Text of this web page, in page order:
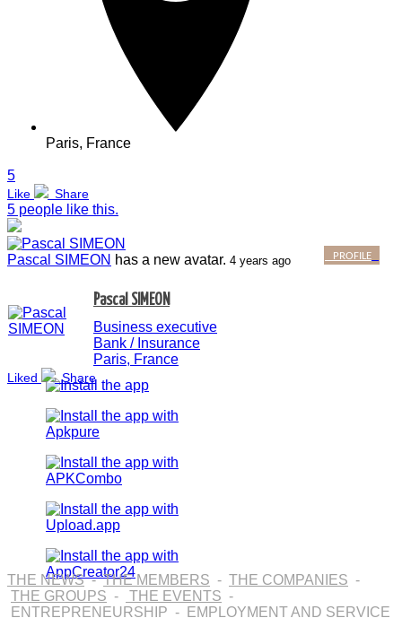
Paris, France
5
Like Share
5 people like this.
Pascal SIMEON has a new avatar. 4 years ago PROFILE
Pascal SIMEON
Business executive
Bank / Insurance
Paris, France
Liked Share
THE NEWS-THE MEMBERS - THE COMPANIES -
THE GROUPS - THE EVENTS -
ENTREPRENEURSHIP - EMPLOYMENT AND SERVICE